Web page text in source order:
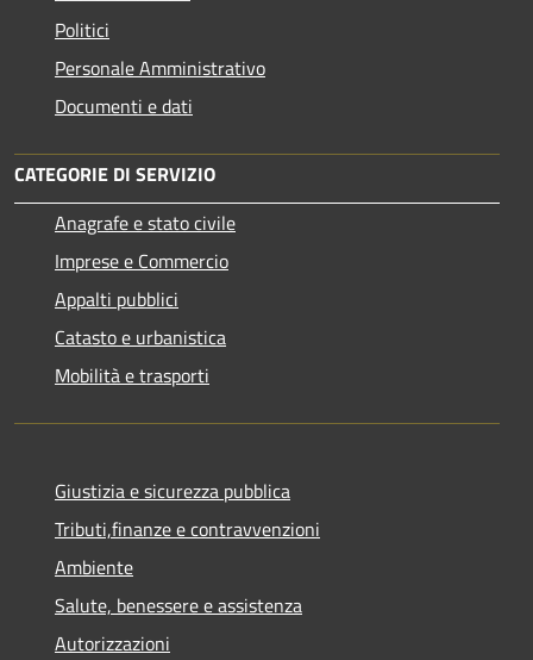
Politici
Personale Amministrativo
Documenti e dati
CATEGORIE DI SERVIZIO
Anagrafe e stato civile
Imprese e Commercio
Appalti pubblici
Catasto e urbanistica
Mobilità e trasporti
Giustizia e sicurezza pubblica
Tributi,finanze e contravvenzioni
Ambiente
Salute, benessere e assistenza
Autorizzazioni